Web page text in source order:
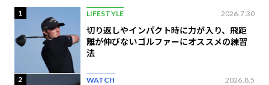
1 LIFESTYLE 2026.7.30
切り返しやインパクト時に力が入り、飛距
離が伸びないゴルファーにオススメの練習
法
2 WATCH 2026.8.5